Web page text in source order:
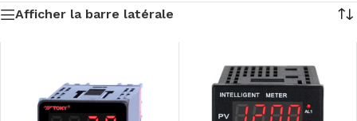
Afficher la barre latérale